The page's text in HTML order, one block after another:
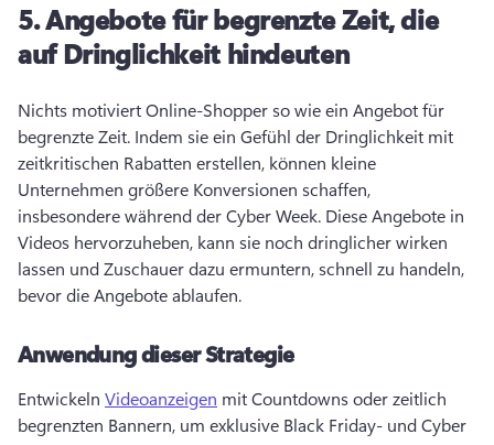
5.Angebote für begrenzte Zeit, die
auf Dringlichkeit hindeuten
Nichts motiviert Online-Shopper so wie ein Angebot für
begrenzte Zeit. Indem sie ein Gefühl der Dringlichkeit mit
zeitkritischen Rabatten erstellen, können kleine
Unternehmen größere Konversionen schaffen,
insbesondere während der Cyber Week. Diese Angebote in
Videos hervorzuheben, kann sie noch dringlicher wirken
lassen und Zuschauer dazu ermuntern, schnell zu handeln,
bevor die Angebote ablaufen.
Anwendung dieser Strategie
Entwickeln Videoanzeigen mit Countdowns oder zeitlich
begrenzten Bannern, um exklusive Black Friday- und Cyber